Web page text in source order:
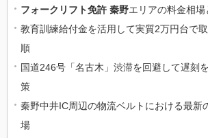
フォークリフト免許 秦野エリアの料金相
教育訓練給付金を活用して実質2万円台で
順
国道246号「名古木」渋滞を回避して遅刻
策
秦野中井IC周辺の物流ベルトにおける最新
場